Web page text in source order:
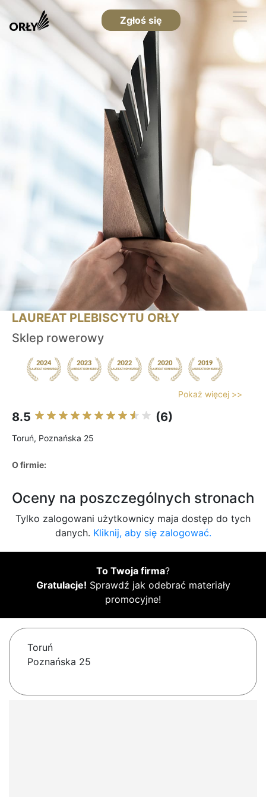
Zgłoś się
LAUREAT PLEBISCYTU ORŁY
Sklep rowerowy
Pokaż więcej >>
8.5 (6)
Toruń, Poznańska 25
O firmie:
Oceny na poszczególnych stronach
Tylko zalogowani użytkownicy maja dostęp do tych
danych. Kliknij, aby się zalogować.
To Twoja firma?
Gratulacje! Sprawdź jak odebrać materiały
promocyjne!
Toruń
Poznańska 25